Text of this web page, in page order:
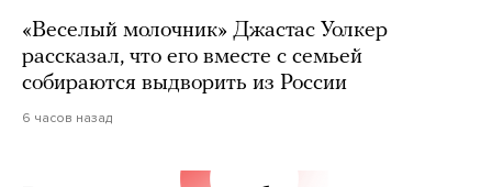
«Веселый молочник» Джастас Уолкер
рассказал, что его вместе с семьей
собираются выдворить из России
6 часов назад